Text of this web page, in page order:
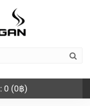
: 0 (0฿)